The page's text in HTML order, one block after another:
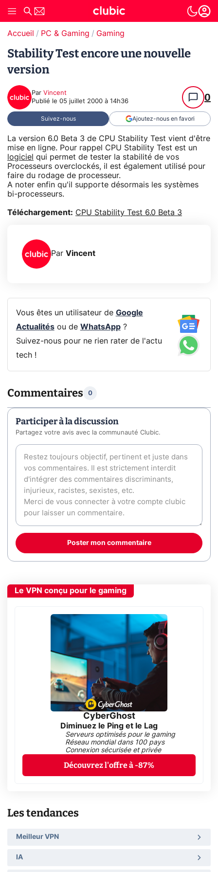
Accueil PC & Gaming Gaming
Stability Test encore une nouvelle
version
Par Vincent
Publié le 05 juillet 2000 à 14h36 0
Suivez-nous Ajoutez-nous en favori
La version 6.0 Beta 3 de CPU Stability Test vient d'être
mise en ligne. Pour rappel CPU Stability Test est un
logiciel qui permet de tester la stabilité de vos
Processeurs overclockés, il est également utilisé pour
faire du rodage de processeur.
A noter enfin qu'il supporte désormais les systèmes
bi-processeurs.
Téléchargement: CPU Stability Test 6.0 Beta 3
Par Vincent
Vous êtes un utilisateur de Google
Actualitésou de WhatsApp?
Suivez-nous pour ne rien rater de l'actu
tech !
Commentaires 0
Participer à la discussion
Partagez votre avis avec la communauté Clubic.
Poster mon commentaire
Le VPN conçu pour le gaming
CyberGhost
Diminuez le Ping et le Lag
Serveurs optimisés pour le gaming
Réseau mondial dans 100 pays
Connexion sécurisée et privée
Découvrez l'offre à -87%
Les tendances
Meilleur VPN
IA